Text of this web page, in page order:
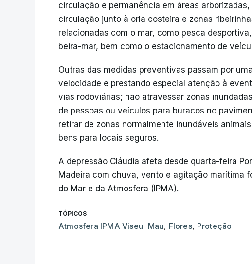
circulação e permanência em áreas
circulação junto à orla costeira e zonas
relacionadas com o mar, como pesca
beira-mar, bem como o estacionamento de
Outras das medidas preventivas passam por
velocidade e prestando especial atenção à
vias rodoviárias; não atravessar zonas
de pessoas ou veículos para buracos no
retirar de zonas normalmente inundáveis
bens para locais seguros.
A depressão Cláudia afeta desde quarta-feira
Madeira com chuva, vento e agitação marítima
do Mar e da Atmosfera (IPMA).
TÓPICOS
Atmosfera IPMA Viseu, Mau, Flores, Proteção